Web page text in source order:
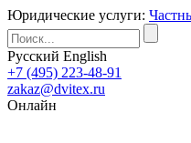
Юридические услуги:
Русский English
+7 (495) 223-48-91
zakaz@dvitex.ru
Онлайн